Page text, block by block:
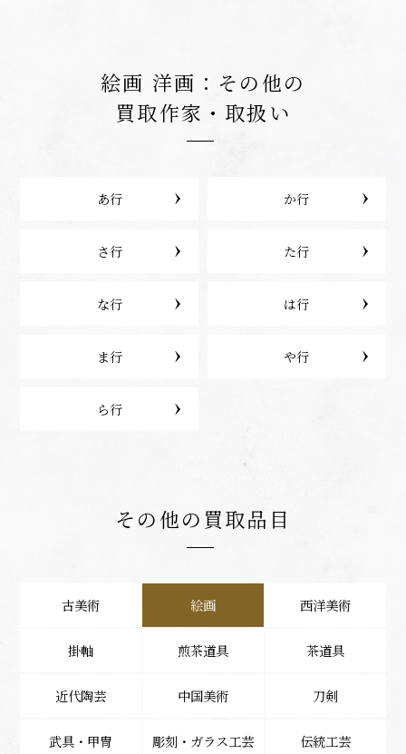
絵画 洋画：その他の
買取作家・取扱い
あ行 か行
さ行 た行
な行 は行
ま行 や行
ら行
その他の買取品目
古美術 絵画 西洋美術
掛軸 煎茶道具 茶道具
近代陶芸 中国美術 刀剣
武具・甲冑 彫刻・ガラス工芸 伝統工芸